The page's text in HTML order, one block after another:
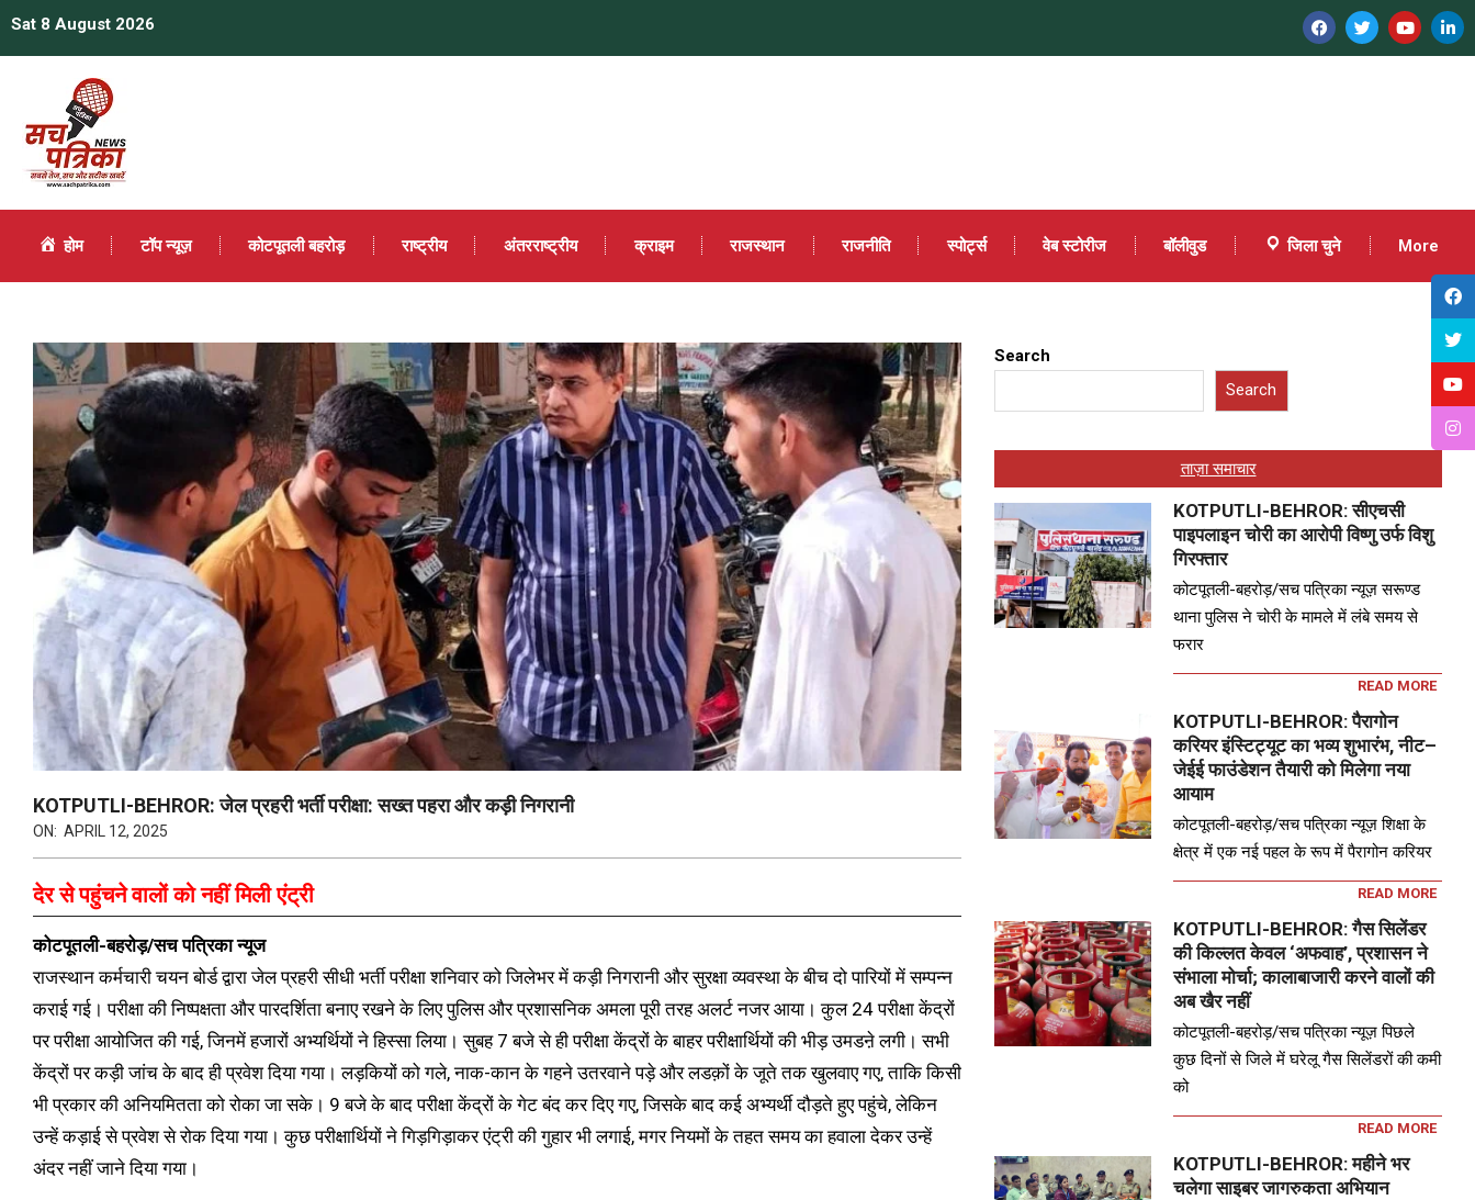
Sat 8 August 2026
होम टॉप न्यूज़ कोटपूतली बहरोड़ राष्ट्रीय अंतरराष्ट्रीय क्राइम राजस्थान राजनीति स्पोर्ट्स वेब स्टोरीज बॉलीवुड जिला चुने More
KOTPUTLI-BEHROR: जेल प्रहरी भर्ती परीक्षा: सख्त पहरा और कड़ी निगरानी
ON: APRIL 12, 2025
देर से पहुंचने वालों को नहीं मिली एंट्री
कोटपूतली-बहरोड़/सच पत्रिका न्यूज
राजस्थान कर्मचारी चयन बोर्ड द्वारा जेल प्रहरी सीधी भर्ती परीक्षा शनिवार को जिलेभर में कड़ी निगरानी और सुरक्षा व्यवस्था के बीच दो पारियों में सम्पन्न
कराई गई। परीक्षा की निष्पक्षता और पारदर्शिता बनाए रखने के लिए पुलिस और प्रशासनिक अमला पूरी तरह अलर्ट नजर आया। कुल 24 परीक्षा केंद्रों
पर परीक्षा आयोजित की गई, जिनमें हजारों अभ्यर्थियों ने हिस्सा लिया। सुबह 7 बजे से ही परीक्षा केंद्रों के बाहर परीक्षार्थियों की भीड़ उमडऩे लगी। सभी
केंद्रों पर कड़ी जांच के बाद ही प्रवेश दिया गया। लड़कियों को गले, नाक-कान के गहने उतरवाने पड़े और लडक़ों के जूते तक खुलवाए गए, ताकि किसी
भी प्रकार की अनियमितता को रोका जा सके। 9 बजे के बाद परीक्षा केंद्रों के गेट बंद कर दिए गए, जिसके बाद कई अभ्यर्थी दौड़ते हुए पहुंचे, लेकिन
उन्हें कड़ाई से प्रवेश से रोक दिया गया। कुछ परीक्षार्थियों ने गिड़गिड़ाकर एंट्री की गुहार भी लगाई, मगर नियमों के तहत समय का हवाला देकर उन्हें
अंदर नहीं जाने दिया गया।
Search
Search
ताज़ा समाचार
KOTPUTLI-BEHROR: सीएचसी
पाइपलाइन चोरी का आरोपी विष्णु उर्फ विशु
गिरफ्तार
कोटपूतली-बहरोड़/सच पत्रिका न्यूज़ सरूण्ड
थाना पुलिस ने चोरी के मामले में लंबे समय से
फरार
READ MORE
KOTPUTLI-BEHROR: पैरागोन
करियर इंस्टिट्यूट का भव्य शुभारंभ, नीट–
जेईई फाउंडेशन तैयारी को मिलेगा नया
आयाम
कोटपूतली-बहरोड़/सच पत्रिका न्यूज़ शिक्षा के
क्षेत्र में एक नई पहल के रूप में पैरागोन करियर
READ MORE
KOTPUTLI-BEHROR: गैस सिलेंडर
की किल्लत केवल ‘अफवाह’, प्रशासन ने
संभाला मोर्चा; कालाबाजारी करने वालों की
अब खैर नहीं
कोटपूतली-बहरोड़/सच पत्रिका न्यूज़ पिछले
कुछ दिनों से जिले में घरेलू गैस सिलेंडरों की कमी
को
READ MORE
KOTPUTLI-BEHROR: महीने भर
चलेगा साइबर जागरुकता अभियान